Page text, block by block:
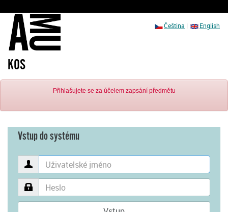
KOS
Čeština | English
Přihlašujete se za účelem zapsání předmětu
Vstup do systému